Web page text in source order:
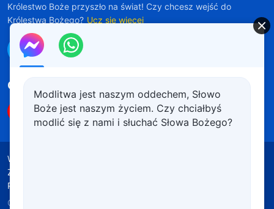
Królestwo Boże przyszło na świat! Czy chcesz wejść do
Królestwa Bożego? Ucz się więcej
Połącz się z nami w Messengerze
Obserwuj nas
Warunki korzystania
Źródła wykorzystanych materiałów
Polityka plików cookie
Copyright © 2026
Modlitwa jest naszym oddechem, Słowo
Boże jest naszym życiem. Czy chciałbyś
modlić się z nami i słuchać Słowa Bożego?